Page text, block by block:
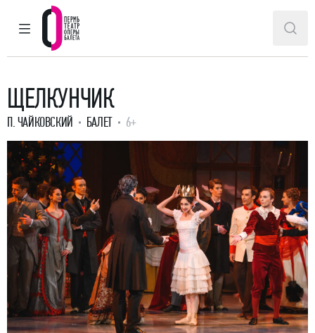
ГЛАВНОЕ МЕНЮ
Пермский театр оперы и балета
ЩЕЛКУНЧИК
П. ЧАЙКОВСКИЙ БАЛЕТ 6+